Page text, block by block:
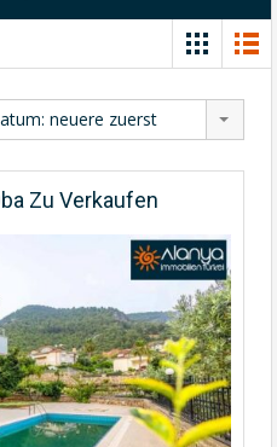
neuere zuerst
Zu Verkaufen